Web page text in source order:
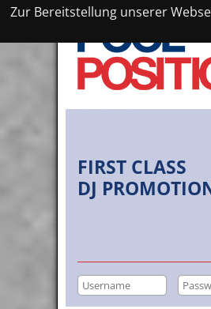
Zur Bereitstellung unserer
FIRST CLASS
DJ